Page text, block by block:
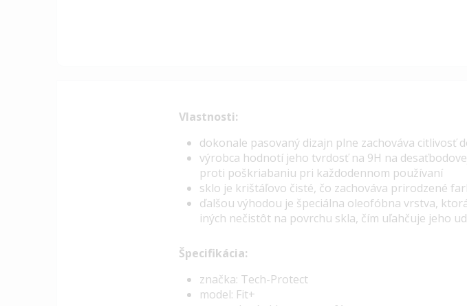
Vlastnosti:
dokonale pasovaný dizajn plne zachováva citlivosť
výrobca hodnotí jeho tvrdosť na 9H na
proti poškriabaniu pri každodennom používaní
sklo je krištáľovo čisté, čo zachováva prirodzené
ďalšou výhodou je špeciálna oleofóbna vrstva,
iných nečistôt na povrchu skla, čím uľahčuje jeho
Špecifikácia:
značka: Tech-Protect
model: Fit+